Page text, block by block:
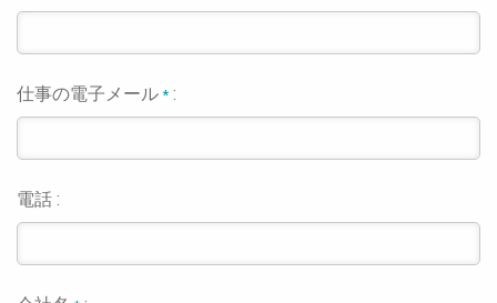
仕事の電子メール* :
電話 :